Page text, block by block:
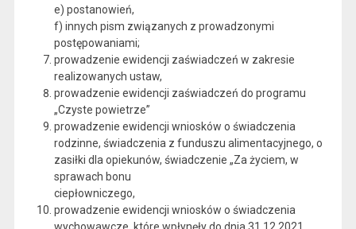
e) postanowień,
f) innych pism związanych z prowadzonymi
postępowaniami;
prowadzenie ewidencji zaświadczeń w zakresie
realizowanych ustaw,
prowadzenie ewidencji zaświadczeń do programu
„Czyste powietrze”
prowadzenie ewidencji wniosków o świadczenia
rodzinne, świadczenia z funduszu alimentacyjnego, o
zasiłki dla opiekunów, świadczenie „Za życiem, w
sprawach bonu
ciepłowniczego,
prowadzenie ewidencji wniosków o świadczenia